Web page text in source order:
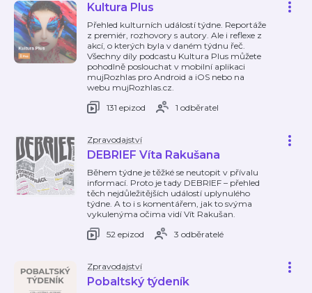
Kultura Plus
Přehled kulturních událostí týdne. Reportáže
z premiér, rozhovory s autory. Ale i reflexe z
akcí, o kterých byla v daném týdnu řeč.
Všechny díly podcastu Kultura Plus můžete
pohodlně poslouchat v mobilní aplikaci
mujRozhlas pro Android a iOS nebo na
webu mujRozhlas.cz.
131 epizod
1 odběratel
Zpravodajství
DEBRIEF Víta Rakušana
Během týdne je těžké se neutopit v přívalu
informací. Proto je tady DEBRIEF – přehled
těch nejdůležitějších událostí uplynulého
týdne. A to i s komentářem, jak to svýma
vykulenýma očima vidí Vít Rakušan.
52 epizod
3 odběratelé
Zpravodajství
Pobaltský týdeník